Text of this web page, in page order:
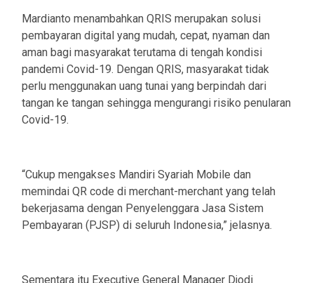
Mardianto menambahkan QRIS merupakan solusi
pembayaran digital yang mudah, cepat, nyaman dan
aman bagi masyarakat terutama di tengah kondisi
pandemi Covid-19. Dengan QRIS, masyarakat tidak
perlu menggunakan uang tunai yang berpindah dari
tangan ke tangan sehingga mengurangi risiko penularan
Covid-19.
“Cukup mengakses Mandiri Syariah Mobile dan
memindai QR code di merchant-merchant yang telah
bekerjasama dengan Penyelenggara Jasa Sistem
Pembayaran (PJSP) di seluruh Indonesia,” jelasnya.
Sementara itu Executive General Manager Djodi